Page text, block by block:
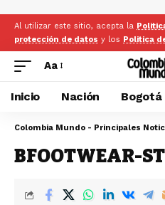
Al utilizar este sitio, acepta la
protección de datos y los Politica
Aa
Inicio Nación Bogotá
BFOOTWEAR-